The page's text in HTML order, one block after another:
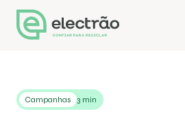
Campanhas 3 min